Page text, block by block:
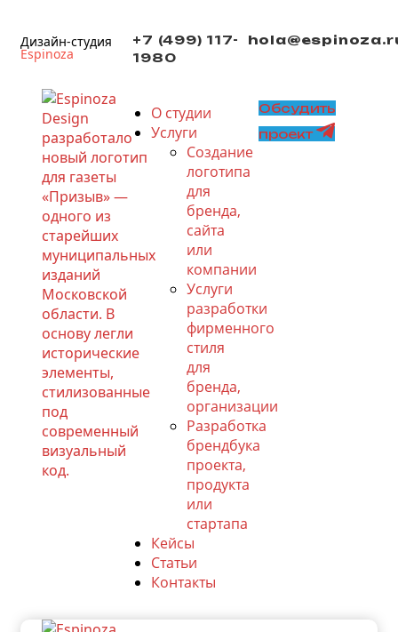
Дизайн-студия
Espinoza
+7 (499) 117-
1980
О студии
Услуги
Создание
логотипа
для
бренда,
сайта
или
компании
Услуги
разработки
фирменного
стиля
для
бренда,
организации
Разработка
брендбука
проекта,
продукта
или
стартапа
Кейсы
Статьи
Контакты
Обсудить
проект